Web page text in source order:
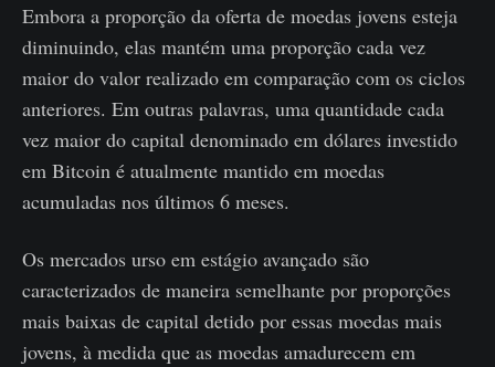
Embora a proporção da oferta de moedas jovens esteja
diminuindo, elas mantém uma proporção cada vez
maior do valor realizado em comparação com os ciclos
anteriores. Em outras palavras, uma quantidade cada
vez maior do capital denominado em dólares investido
em Bitcoin é atualmente mantido em moedas
acumuladas nos últimos 6 meses.
Os mercados urso em estágio avançado são
caracterizados de maneira semelhante por proporções
mais baixas de capital detido por essas moedas mais
jovens, à medida que as moedas amadurecem em